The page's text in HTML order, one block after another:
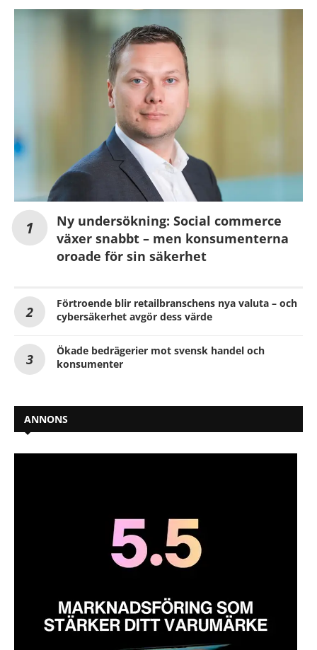
Ny undersökning: Social commerce
växer snabbt – men konsumenterna
oroade för sin säkerhet
Förtroende blir retailbranschens nya valuta – och
cybersäkerhet avgör dess värde
Ökade bedrägerier mot svensk handel och
konsumenter
ANNONS